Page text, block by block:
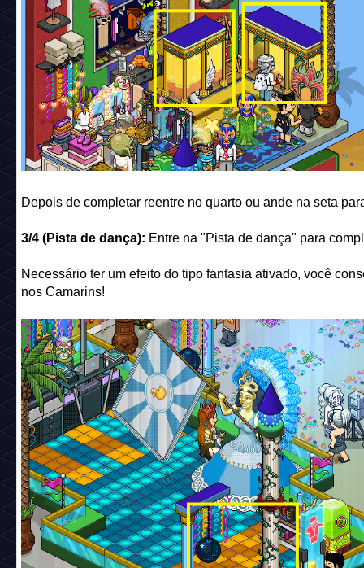
Depois de completar reentre no quarto ou ande na seta
3/4 (Pista de dança): Entre na "Pista de dança" para
Necessário ter um efeito do tipo fantasia ativado, você
nos Camarins!